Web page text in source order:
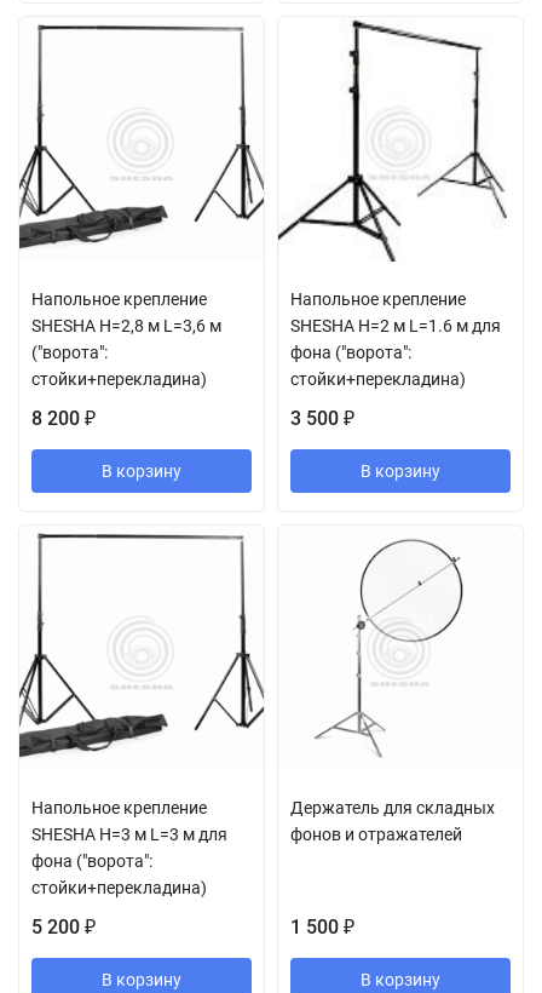
Напольное крепление
SHESHA H=2,8 м L=3,6 м
("ворота":
стойки+перекладина)
8 200 ₽
В корзину
Напольное крепление
SHESHA H=2 м L=1.6 м для
фона ("ворота":
стойки+перекладина)
3 500 ₽
В корзину
Напольное крепление
SHESHA H=3 м L=3 м для
фона ("ворота":
стойки+перекладина)
5 200 ₽
В корзину
Держатель для складных
фонов и отражателей
1 500 ₽
В корзину